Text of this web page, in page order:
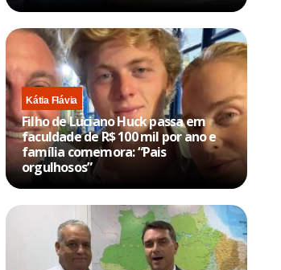
Kátia Flávia
Filho de Luciano Huck passa em
faculdade de R$ 100 mil por ano e
família comemora: “Pais
orgulhosos”